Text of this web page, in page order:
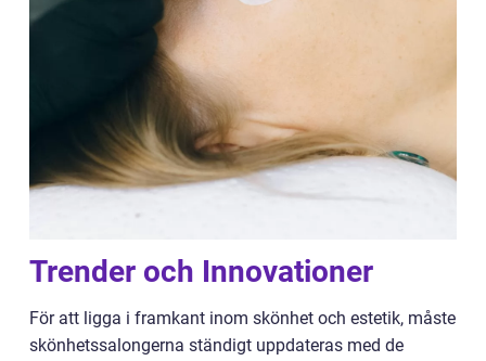
Trender och Innovationer
För att ligga i framkant inom skönhet och estetik, måste
skönhetssalongerna ständigt uppdateras med de